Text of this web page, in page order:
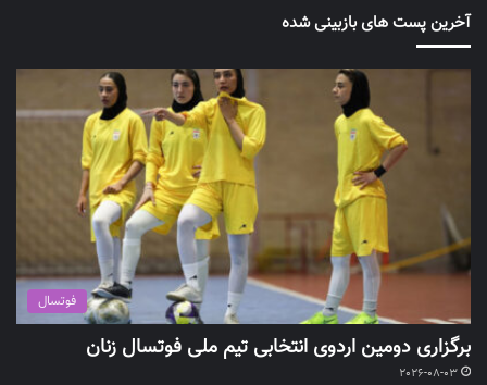
آخرین پست های بازبینی شده
فوتسال
برگزاری دومین اردوی انتخابی تیم ملی فوتسال زنان
2026-08-03